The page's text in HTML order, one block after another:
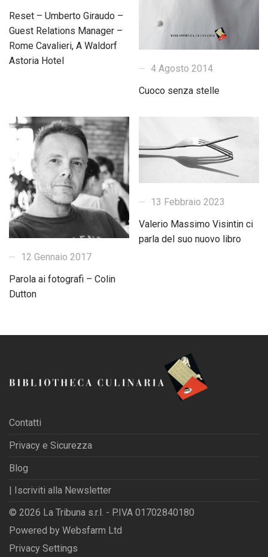
Reset – Umberto Giraudo –
Guest Relations Manager –
Rome Cavalieri, A Waldorf
Astoria Hotel
4 Agosto 2014
Cuoco senza stelle
12 Gennaio 2017
Parola ai fotografi – Colin
Dutton
13 Febbraio 2023
Valerio Massimo Visintin ci
parla del suo nuovo libro
Contatti
Privacy e Sicurezza
Blog
| Iscriviti alla Newsletter
© 2026 La Tribuna s.r.l. - P.IVA 01702840180
Powered by Websfarm Ltd
Privacy Settings